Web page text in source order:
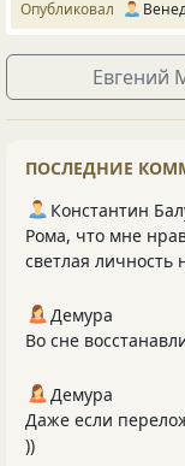
Опубликовал
Евгений
ПОСЛЕДНИЕ
Константин
Рома, что мне
светлая личность
Демура
Во сне
Демура
Даже если
))